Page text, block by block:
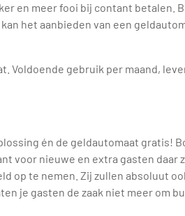
en meer fooi bij contant betalen.
het aanbieden van een
Voldoende gebruik per maand,
én de geldautomaat gratis!
voor nieuwe en extra gasten daar
op te nemen. Zij zullen absoluut
je gasten de zaak niet meer om